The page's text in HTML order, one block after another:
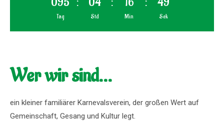
Tag Std Min Sek
Wer wir sind...
ein kleiner familiärer Karnevalsverein, der großen Wert auf
Gemeinschaft, Gesang und Kultur legt.